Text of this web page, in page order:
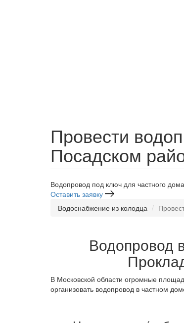
Провести
Посадском
Водопровод под ключ для частного
Оставить заявку
Водоснабжение из колодца
Водопровод
В Московской области огромные
организовать водопровод в частном